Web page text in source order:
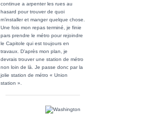
continue a arpenter les rues au
hasard pour trouver de quoi
m’installer et manger quelque chose.
Une fois mon repas terminé, je finie
pars prendre le métro pour rejoindre
le Capitole qui est toujours en
travaux. D’après mon plan, je
devrais trouver une station de métro
non loin de là. Je passe donc par la
jolie station de métro « Union
station ».